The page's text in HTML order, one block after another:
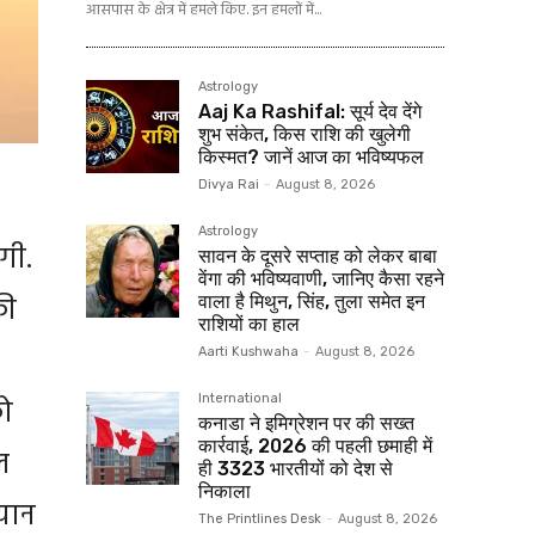
आसपास के क्षेत्र में हमले किए. इन हमलों में...
Astrology
Aaj Ka Rashifal: सूर्य देव देंगे
शुभ संकेत, किस राशि की खुलेगी
किस्मत? जानें आज का भविष्यफल
Divya Rai - August 8, 2026
Astrology
सावन के दूसरे सप्ताह को लेकर बाबा
वेंगा की भविष्यवाणी, जानिए कैसा रहने
वाला है मिथुन, सिंह, तुला समेत इन
राशियों का हाल
Aarti Kushwaha - August 8, 2026
International
कनाडा ने इमिग्रेशन पर की सख्त
कार्रवाई, 2026 की पहली छमाही में
ही 3323 भारतीयों को देश से
निकाला
The Printlines Desk - August 8, 2026